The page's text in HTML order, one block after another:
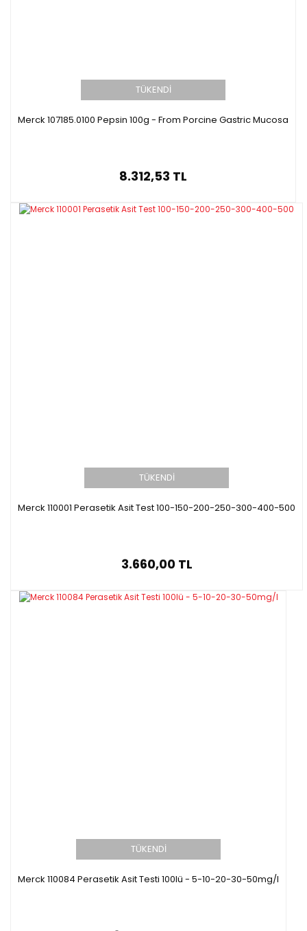
TÜKENDİ
Merck 107185.0100 Pepsin 100g - From Porcine Gastric Mucosa
8.312,53 TL
TÜKENDİ
Merck 110001 Perasetik Asit Test 100-150-200-250-300-400-500
3.660,00 TL
TÜKENDİ
Merck 110084 Perasetik Asit Testi 100lü - 5-10-20-30-50mg/l